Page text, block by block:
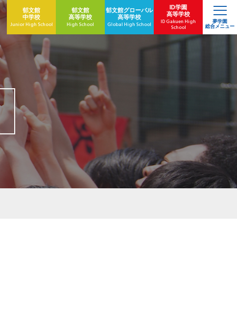
郁文館
中学校
Junior High School
郁文館
高等学校
High School
郁文館グローバル
高等学校
Global High School
ID学園
高等学校
ID Gakuen High
School
夢学園
総合メニュー